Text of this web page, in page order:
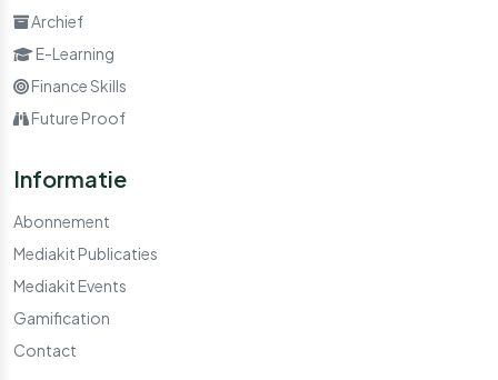
Archief
E-Learning
Finance Skills
Future Proof
Informatie
Abonnement
Mediakit Publicaties
Mediakit Events
Gamification
Contact